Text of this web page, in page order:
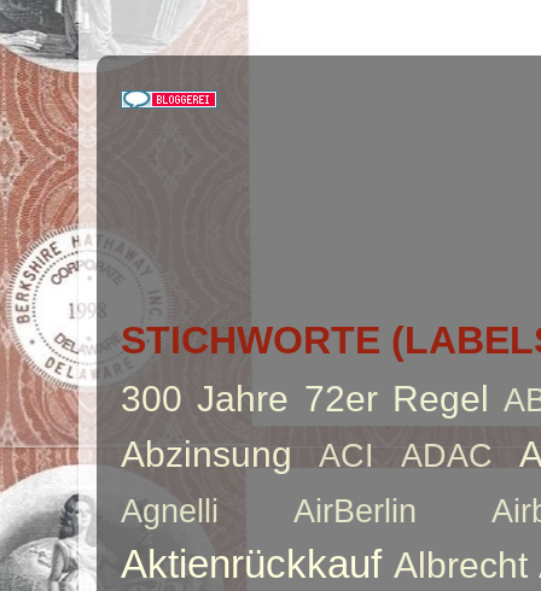
STICHWORTE
300 Jahre 72er Regel
Abzinsung ACI ADAC
Agnelli AirBerlin
Aktienrückkauf Albrecht